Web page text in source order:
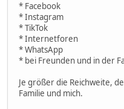
* Facebook
* Instagram
* TikTok
* Internetforen
* WhatsApp
* bei Freunden und in der
Je größer die Reichweite,
Familie und mich.